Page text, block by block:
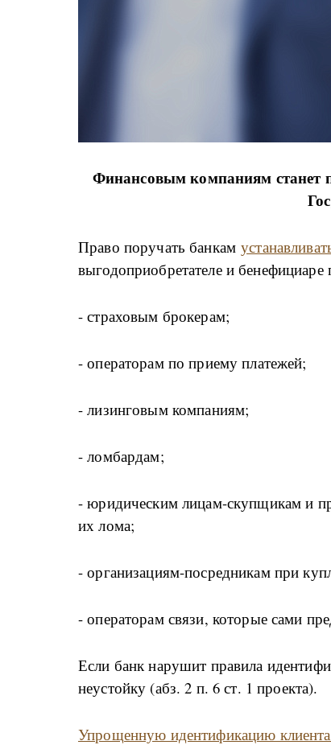
Финансовым компаниям станет
Право поручать банкам
выгодоприобретателе и
- страховым брокерам;
- операторам по приему платежей;
- лизинговым компаниям;
- ломбардам;
- юридическим лицам-скупщикам и
их лома;
- организациям-посредникам при
- операторам связи, которые сами
Если банк нарушит правила
неустойку (абз. 2 п. 6 ст. 1 проекта).
Упрощенную идентификацию